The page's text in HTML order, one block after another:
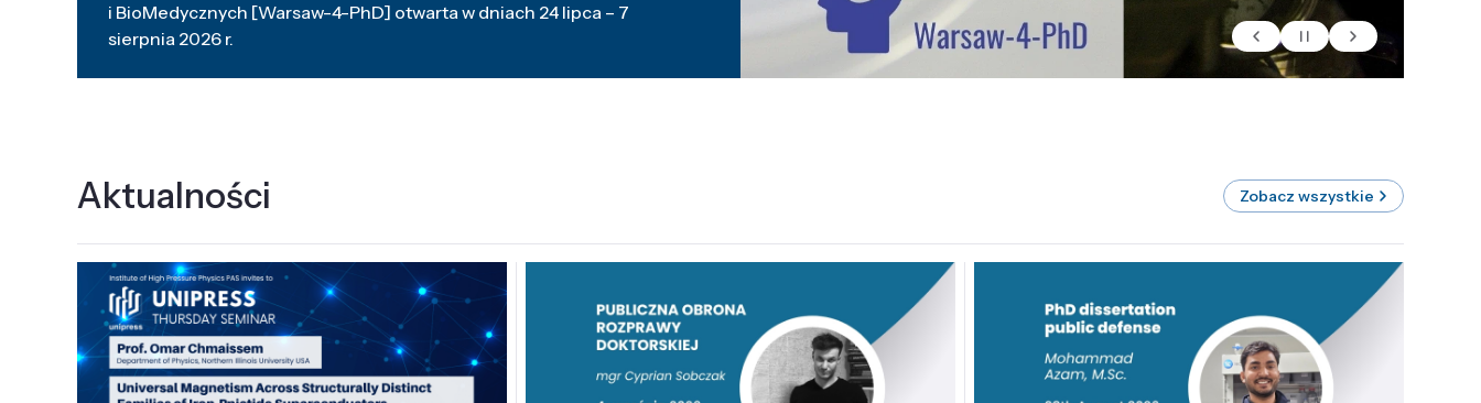
i BioMedycznych [Warsaw-4-PhD] otwarta w dniach 24 lipca – 7
sierpnia 2026 r.
Aktualności Zobacz wszystkie